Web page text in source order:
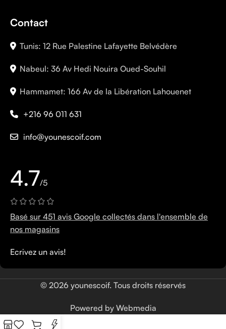
Contact
Tunis: 12 Rue Palestine Lafayette Belvédère
Nabeul: 36 Av Hedi Nouira Oued-Souhil
Hammamet: 166 Av de la Libération Lahouenet
+216 96 011 631
info@younescoif.com
4.7/5
Basé sur 451 avis Google collectés dans l'ensemble de
nos magasins
Ecrivez un avis!
© 2026 younescoif. Tous droits réservés
Powered by Webmedia